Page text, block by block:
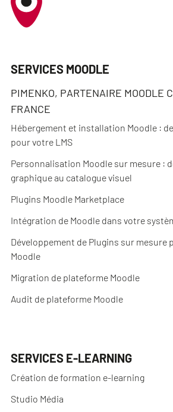
SERVICES MOODLE
PIMENKO, PARTENAIRE MOODLE
FRANCE
Hébergement et installation Moodle :
pour votre LMS
Personnalisation Moodle sur mesure :
graphique au catalogue visuel
Plugins Moodle Marketplace
Intégration de Moodle dans votre
Développement de Plugins sur mesure
Moodle
Migration de plateforme Moodle
Audit de plateforme Moodle
SERVICES E-LEARNING
Création de formation e-learning
Studio Média